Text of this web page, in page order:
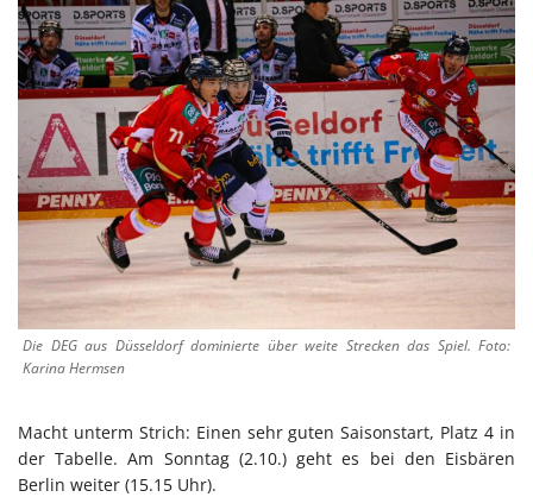
Die DEG aus Düsseldorf dominierte über weite Strecken das Spiel. Foto:
Karina Hermsen
Macht unterm Strich: Einen sehr guten Saisonstart, Platz 4 in
der Tabelle. Am Sonntag (2.10.) geht es bei den Eisbären
Berlin weiter (15.15 Uhr).